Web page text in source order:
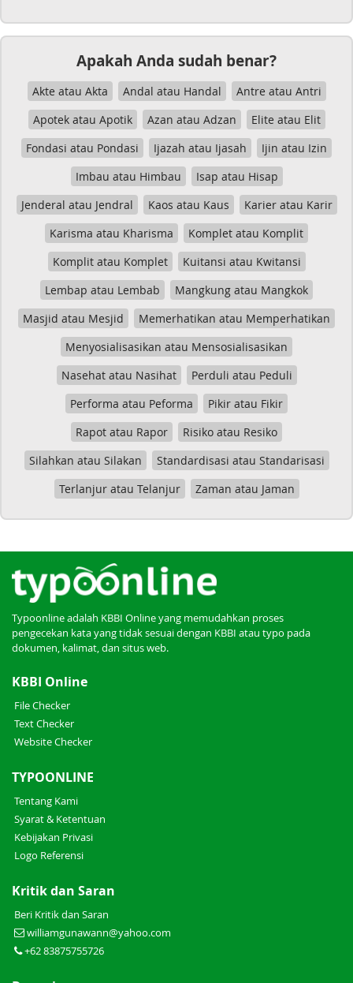
Apakah Anda sudah benar?
Akte atau Akta Andal atau Handal
Antre atau Antri
Apotek atau Apotik
Azan atau Adzan
Elite atau Elit
Fondasi atau Pondasi
Ijazah atau Ijasah
Ijin atau Izin
Imbau atau Himbau
Isap atau Hisap
Jenderal atau Jendral
Kaos atau Kaus
Karier atau Karir
Karisma atau Kharisma
Komplet atau Komplit
Komplit atau Komplet
Kuitansi atau Kwitansi
Lembap atau Lembab
Mangkung atau Mangkok
Masjid atau Mesjid
Memerhatikan atau Memperhatikan
Menyosialisasikan atau Mensosialisasikan
Nasehat atau Nasihat
Perduli atau Peduli
Performa atau Peforma
Pikir atau Fikir
Rapot atau Rapor
Risiko atau Resiko
Silahkan atau Silakan
Standardisasi atau Standarisasi
Terlanjur atau Telanjur
Zaman atau Jaman
Typoonline adalah KBBI Online yang memudahkan proses
pengecekan kata yang tidak sesuai dengan KBBI atau typo pada
dokumen, kalimat, dan situs web.
KBBI Online
File Checker
Text Checker
Website Checker
TYPOONLINE
Tentang Kami
Syarat & Ketentuan
Kebijakan Privasi
Logo Referensi
Kritik dan Saran
Beri Kritik dan Saran
williamgunawann@yahoo.com
+62 83875755726